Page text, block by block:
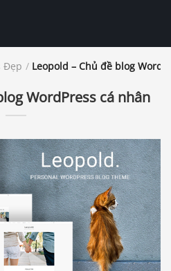
Đẹp / Leopold – Chủ đề blog
WordPress cá nhân